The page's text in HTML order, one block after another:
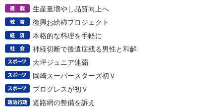
生産量増やし品質向上へ
復興お絵柿プロジェクト
本格的な料理を手軽に
神経切断で後遺症残る男性と和解
大坪ジュニア連覇
岡崎スーパースターズ初Ｖ
プログレスが初Ｖ
道路網の整備を訴え